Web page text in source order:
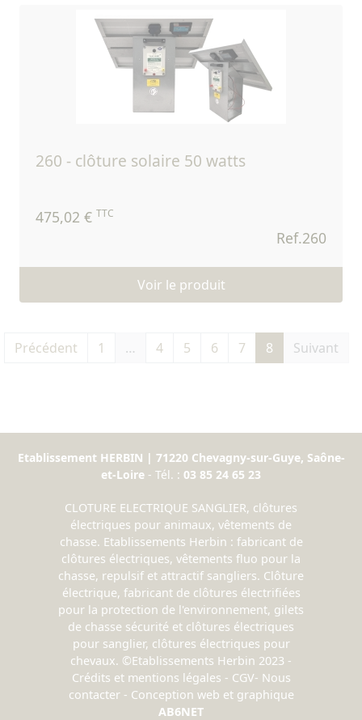
260 - clôture solaire 50 watts
475,02 € TTC
Ref.260
Voir le produit
Précédent 1 … 4 5 6 7 8 Suivant
Etablissement HERBIN | 71220 Chevagny-sur-Guye, Saône-
et-Loire - Tél. : 03 85 24 65 23
CLOTURE ELECTRIQUE SANGLIER, clôtures
électriques pour animaux, vêtements de
chasse. Etablissements Herbin : fabricant de
clôtures électriques, vêtements fluo pour la
chasse, repulsif et attractif sangliers. Clôture
électrique, fabricant de clôtures électrifiées
pour la protection de l'environnement, gilets
de chasse sécurité et clôtures électriques
pour sanglier, clôtures électriques pour
chevaux. ©Etablissements Herbin 2023 -
Crédits et mentions légales - CGV- Nous
contacter - Conception web et graphique
AB6NET